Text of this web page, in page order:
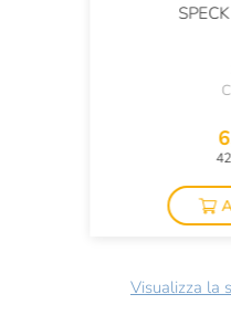
Visualizza la